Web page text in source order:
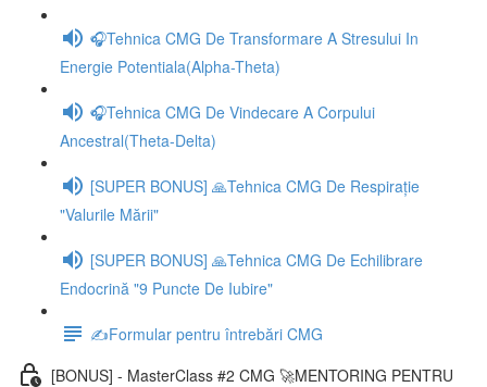
🎧Tehnica CMG De Transformare A Stresului In
Energie Potentiala(Alpha-Theta)
🎧Tehnica CMG De Vindecare A Corpului
Ancestral(Theta-Delta)
[SUPER BONUS] 🙏Tehnica CMG De Respirație
"Valurile Mării"
[SUPER BONUS] 🙏Tehnica CMG De Echilibrare
Endocrină "9 Puncte De Iubire"
✍️Formular pentru întrebări CMG
[BONUS] - MasterClass #2 CMG 🚀MENTORING PENTRU